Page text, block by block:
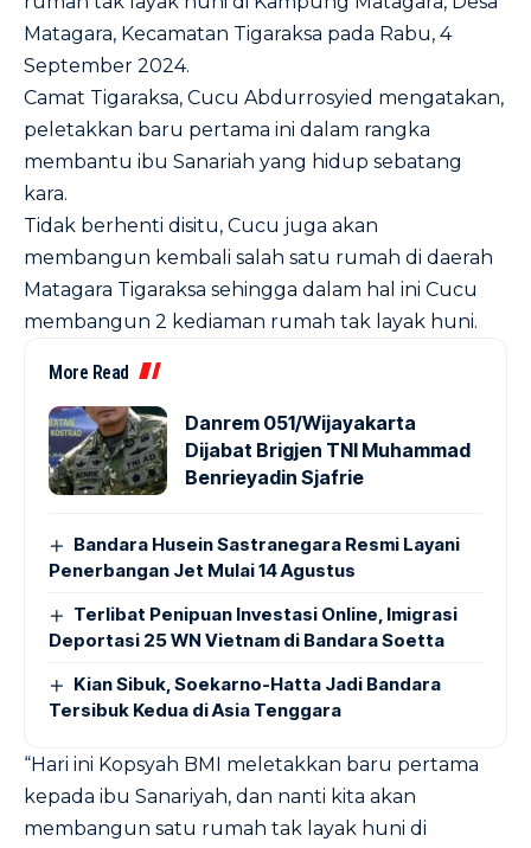
Matagara, Kecamatan Tigaraksa pada Rabu, 4
September 2024.
Camat Tigaraksa, Cucu Abdurrosyied mengatakan,
peletakkan baru pertama ini dalam rangka
membantu ibu Sanariah yang hidup sebatang
kara.
Tidak berhenti disitu, Cucu juga akan
membangun kembali salah satu rumah di daerah
Matagara Tigaraksa sehingga dalam hal ini Cucu
membangun 2 kediaman rumah tak layak huni.
More Read
Danrem 051/Wijayakarta
Dijabat Brigjen TNI Muhammad
Benrieyadin Sjafrie
Bandara Husein Sastranegara Resmi Layani
Penerbangan Jet Mulai 14 Agustus
Terlibat Penipuan Investasi Online, Imigrasi
Deportasi 25 WN Vietnam di Bandara Soetta
Kian Sibuk, Soekarno-Hatta Jadi Bandara
Tersibuk Kedua di Asia Tenggara
“Hari ini Kopsyah BMI meletakkan baru pertama
kepada ibu Sanariyah, dan nanti kita akan
membangun satu rumah tak layak huni di